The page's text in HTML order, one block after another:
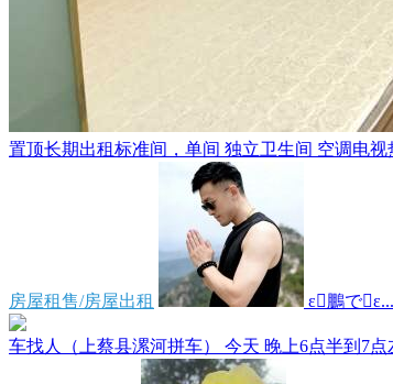
置顶长期出租标准间，单间 独立卫生间 空调电
房屋租售/房屋出租  ε鵬でε...
车找人（上蔡县漯河拼车） 今天 晚上6点半到7